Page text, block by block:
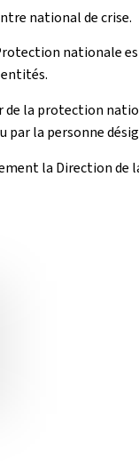
national de crise.
nationale
la protection
la personne
la Direction de